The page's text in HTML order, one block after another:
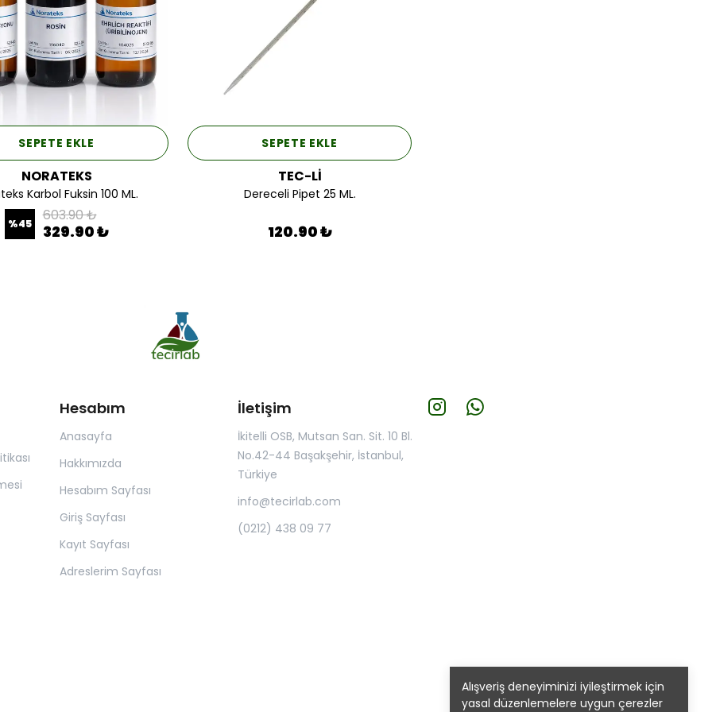
Alışveriş deneyiminizi iyileştirmek için
yasal düzenlemelere uygun çerezler
SEPETE EKLE
NORATEKS
Karbol Fuksin 100 ML.
%45 603.90 ₺
329.90 ₺
SEPETE EKLE
TEC-Lİ
Dereceli Pipet 25 ML.
120.90 ₺
Hesabım
Anasayfa
Hakkımızda
Hesabım Sayfası
Giriş Sayfası
Kayıt Sayfası
Adreslerim Sayfası
İletişim
İkitelli OSB, Mutsan San. Sit. 10 Bl.
No.42-44 Başakşehir, İstanbul,
Türkiye
info@tecirlab.com
(0212) 438 09 77